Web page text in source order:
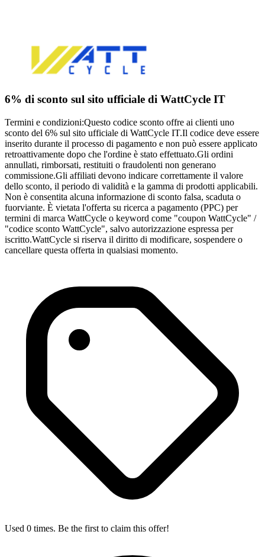
6% di sconto sul sito ufficiale di WattCycle IT
Termini e condizioni:Questo codice sconto offre ai clienti uno
sconto del 6% sul sito ufficiale di WattCycle IT.Il codice deve essere
inserito durante il processo di pagamento e non può essere applicato
retroattivamente dopo che l'ordine è stato effettuato.Gli ordini
annullati, rimborsati, restituiti o fraudolenti non generano
commissione.Gli affiliati devono indicare correttamente il valore
dello sconto, il periodo di validità e la gamma di prodotti applicabili.
Non è consentita alcuna informazione di sconto falsa, scaduta o
fuorviante. È vietata l'offerta su ricerca a pagamento (PPC) per
termini di marca WattCycle o keyword come "coupon WattCycle" /
"codice sconto WattCycle", salvo autorizzazione espressa per
iscritto.WattCycle si riserva il diritto di modificare, sospendere o
cancellare questa offerta in qualsiasi momento.
Used 0 times. Be the first to claim this offer!